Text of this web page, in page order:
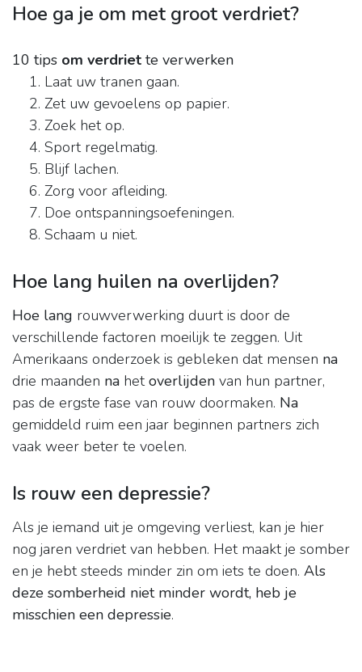
Hoe ga je om met groot verdriet?
10 tips om verdriet te verwerken
Laat uw tranen gaan.
Zet uw gevoelens op papier.
Zoek het op.
Sport regelmatig.
Blijf lachen.
Zorg voor afleiding.
Doe ontspanningsoefeningen.
Schaam u niet.
Hoe lang huilen na overlijden?
Hoe lang rouwverwerking duurt is door de
verschillende factoren moeilijk te zeggen. Uit
Amerikaans onderzoek is gebleken dat mensen na
drie maanden na hetoverlijden van hun partner,
pas de ergste fase van rouw doormaken. Na
gemiddeld ruim een jaar beginnen partners zich
vaak weer beter te voelen.
Is rouw een depressie?
Als je iemand uit je omgeving verliest, kan je hier
nog jaren verdriet van hebben. Het maakt je somber
en je hebt steeds minder zin om iets te doen. Als
deze somberheid niet minder wordt, heb je
misschien een depressie.